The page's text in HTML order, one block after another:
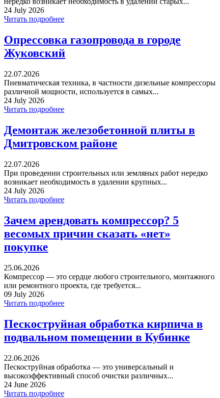
24 July 2026
Читать подробнее
Опрессовка газопровода в городе
Жуковский
22.07.2026
Пневматическая техника, в частности дизельные компрессоры
различной мощности, используется в самых...
24 July 2026
Читать подробнее
Демонтаж железобетонной плиты в
Дмитровском районе
22.07.2026
При проведении строительных или земляных работ нередко
возникает необходимость в удалении крупных...
24 July 2026
Читать подробнее
Зачем арендовать компрессор? 5
весомых причин сказать «нет»
покупке
25.06.2026
Компрессор — это сердце любого строительного, монтажного
или ремонтного проекта, где требуется...
09 July 2026
Читать подробнее
Пескоструйная обработка кирпича в
подвальном помещении в Кубинке
22.06.2026
Пескоструйная обработка — это универсальный и
высокоэффективный способ очистки различных...
24 June 2026
Читать подробнее